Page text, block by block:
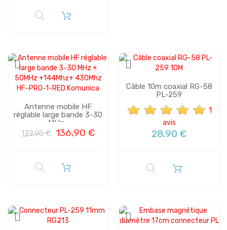
Antenne mobile HF
réglable large bande 3-30
MHz...
139,90 € 136,90 €
Câble 10m coaxial RG-58
PL-259
1
avis
28,90 €